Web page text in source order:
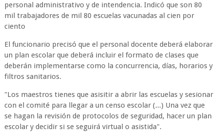
personal administrativo y de intendencia. Indicó que son 80
mil trabajadores de mil 80 escuelas vacunadas al cien por
ciento
El funcionario precisó que el personal docente deberá elaborar
un plan escolar que deberá incluir el formato de clases que
deberán implementarse como la concurrencia, días, horarios y
filtros sanitarios.
"Los maestros tienes que asisitir a abrir las escuelas y sesionar
con el comité para llegar a un censo escolar (...) Una vez que
se hagan la revisión de protocolos de seguridad, hacer un plan
escolar y decidir si se seguirá virtual o asistida".